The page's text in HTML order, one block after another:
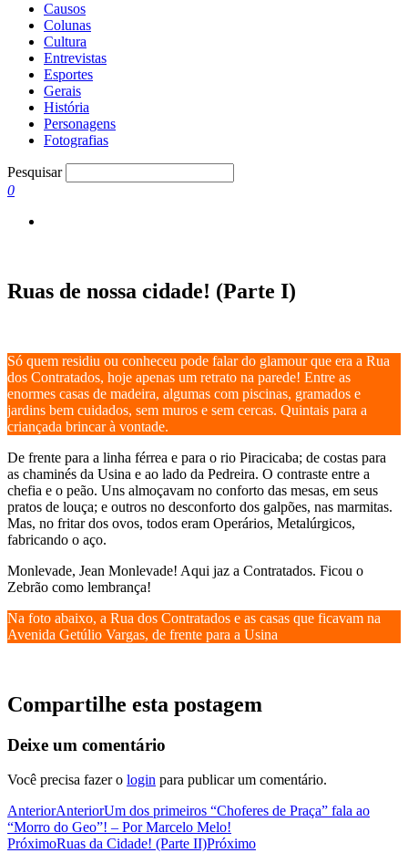
Causos
Colunas
Cultura
Entrevistas
Esportes
Gerais
História
Personagens
Fotografias
Pesquisar
0
Ruas de nossa cidade! (Parte I)
Só quem residiu ou conheceu pode falar do glamour que era a Rua
dos Contratados, hoje apenas um retrato na parede! Entre as
enormes casas de madeira, algumas com piscinas, gramados e
jardins bem cuidados, sem muros e sem cercas. Quintais para a
criançada brincar à vontade.
De frente para a linha férrea e para o rio Piracicaba; de costas para
as chaminés da Usina e ao lado da Pedreira. O contraste entre a
chefia e o peão. Uns almoçavam no conforto das mesas, em seus
pratos de louça; e outros no desconforto dos galpões, nas marmitas.
Mas, no fritar dos ovos, todos eram Operários, Metalúrgicos,
fabricando o aço.
Monlevade, Jean Monlevade! Aqui jaz a Contratados. Ficou o
Zebrão como lembrança!
Na foto abaixo, a Rua dos Contratados e as casas que ficavam na
Avenida Getúlio Vargas, de frente para a Usina
Compartilhe esta postagem
Deixe um comentário
Você precisa fazer o login para publicar um comentário.
AnteriorAnteriorUm dos primeiros “Choferes de Praça” fala ao
“Morro do Geo”! – Por Marcelo Melo!
PróximoRuas da Cidade! (Parte II)Próximo